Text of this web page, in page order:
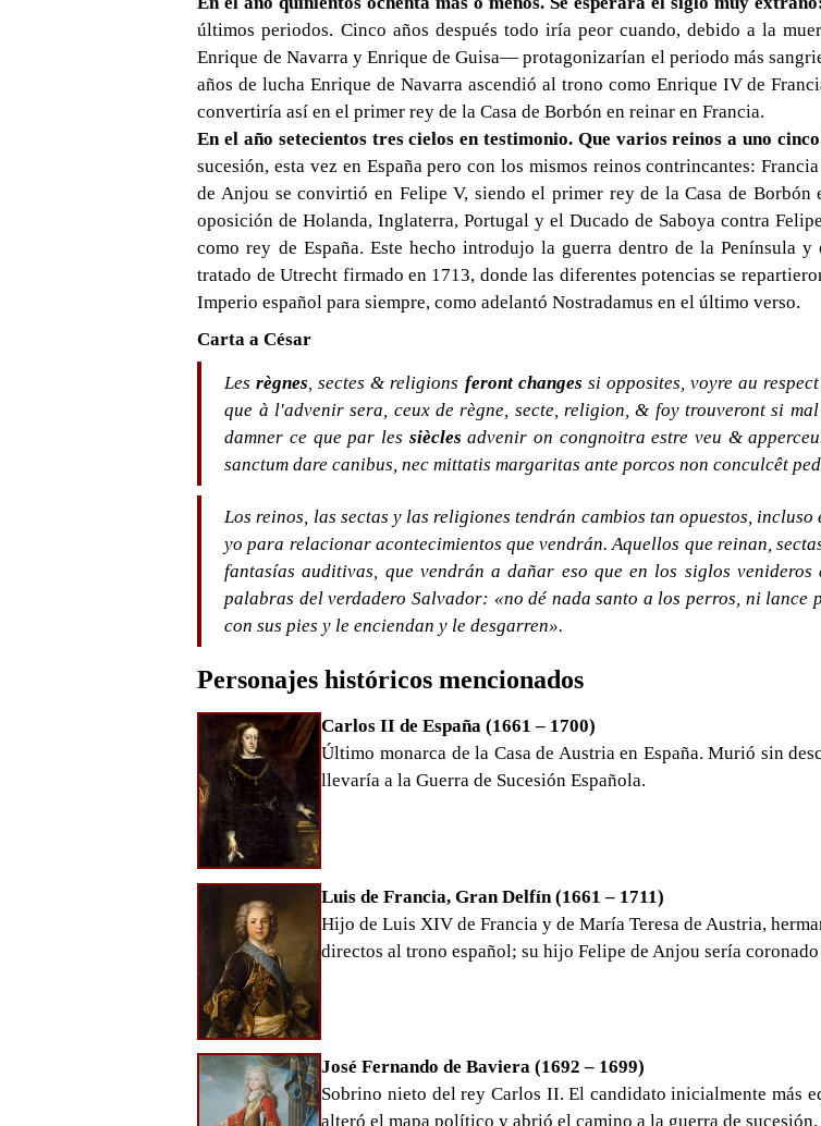
últimos periodos. Cinco años después todo iría peor cuando, debido a la
Enrique de Navarra y Enrique de Guisa— protagonizarían el periodo más
años de lucha Enrique de Navarra ascendió al trono como Enrique IV de
convertiría así en el primer rey de la Casa de Borbón en reinar en Francia.
En el año setecientos tres cielos en testimonio. Que varios reinos a uno
sucesión, esta vez en España pero con los mismos reinos contrincantes:
de Anjou se convirtió en Felipe V, siendo el primer rey de la Casa de
oposición de Holanda, Inglaterra, Portugal y el Ducado de Saboya contra
como rey de España. Este hecho introdujo la guerra dentro de la Península
tratado de Utrecht firmado en 1713, donde las diferentes potencias se
Imperio español para siempre, como adelantó Nostradamus en el último verso.
Carta a César
Lesrègnes, sectes & religions feront changes si opposites, voyre au
que à l'advenir sera, ceux de règne, secte, religion, & foy trouveront si
damner ce que par les siècles advenir on congnoitra estre veu &
sanctum dare canibus, nec mittatis margaritas ante porcos non conculcêt
Los reinos, las sectas y las religiones tendrán cambios tan opuestos,
yo para relacionar acontecimientos que vendrán. Aquellos que reinan,
fantasías auditivas, que vendrán a dañar eso que en los siglos
palabras del verdadero Salvador: «no dé nada santo a los perros, ni lance
con sus pies y le enciendan y le desgarren».
Personajes históricos mencionados
Carlos II de España (1661 – 1700)
Último monarca de la Casa de Austria en España. Murió sin
llevaría a la Guerra de Sucesión Española.
Luis de Francia, Gran Delfín (1661 – 1711)
Hijo de Luis XIV de Francia y de María Teresa de Austria,
directos al trono español; su hijo Felipe de Anjou sería
José Fernando de Baviera (1692 – 1699)
Sobrino nieto del rey Carlos II. El candidato inicialmente más
alteró el mapa político y abrió el camino a la guerra de sucesión.